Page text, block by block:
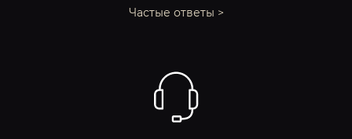
Частые ответы >